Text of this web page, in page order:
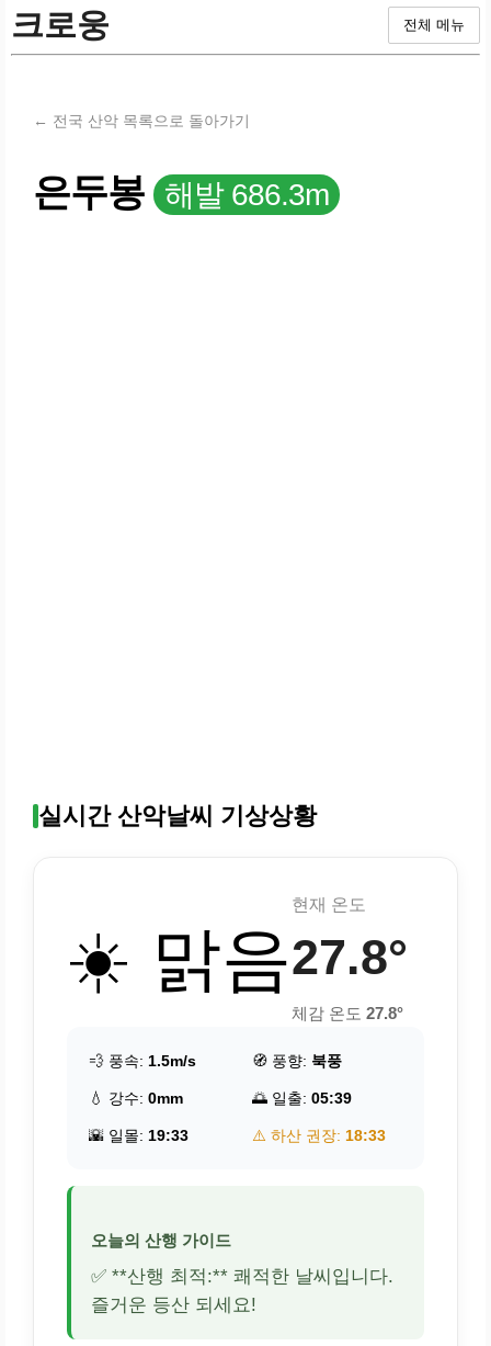
크로웅 전체 메뉴
← 전국 산악 목록으로 돌아가기
은두봉 해발 686.3m
실시간 산악날씨 기상상황
☀️ 맑음
현재 온도
27.8°
체감 온도 27.8°
💨 풍속: 1.5m/s 🧭 풍향: 북풍
💧 강수: 0mm 🌅 일출: 05:39
🌇 일몰: 19:33 ⚠️ 하산 권장: 18:33
오늘의 산행 가이드
✅ **산행 최적:** 쾌적한 날씨입니다.
즐거운 등산 되세요!